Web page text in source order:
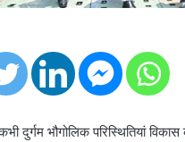
दुर्गम भौगोलिक परिस्थितियां